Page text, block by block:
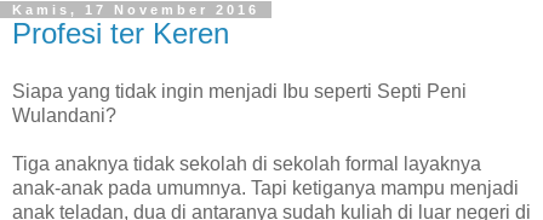
Kamis, 17 November 2016
Profesi ter Keren
Siapa yang tidak ingin menjadi Ibu seperti Septi Peni
Wulandani?
Tiga anaknya tidak sekolah di sekolah formal layaknya
anak-anak pada umumnya. Tapi ketiganya mampu menjadi
anak teladan, dua di antaranya sudah kuliah di luar negeri di